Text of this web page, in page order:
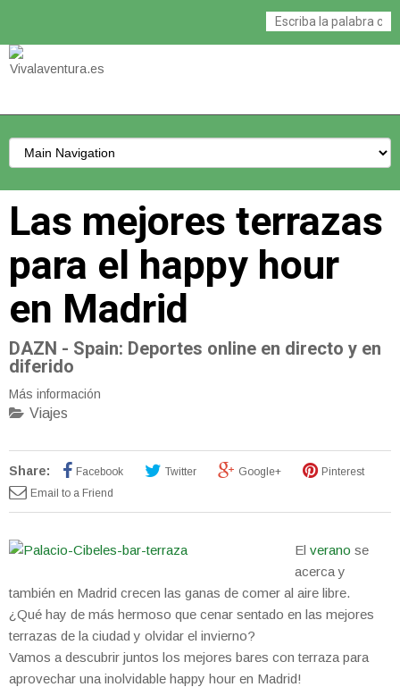
Las mejores terrazas
para el happy hour
en Madrid
DAZN - Spain: Deportes online en directo y en
diferido
Más información
Viajes
Share: Facebook Twitter Google+
Pinterest
Email to a Friend
El verano se
acerca y
también en Madrid crecen las ganas de comer al aire libre.
¿Qué hay de más hermoso que cenar sentado en las mejores
terrazas de la ciudad y olvidar el invierno?
Vamos a descubrir juntos los mejores bares con terraza para
aprovechar una inolvidable happy hour en Madrid!